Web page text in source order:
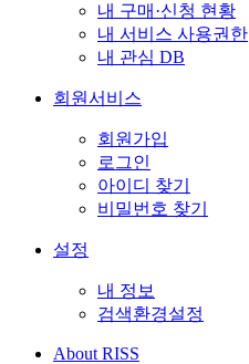
내 구매·신청 현황
내 서비스 사용권한
내 관심 DB
회원서비스
회원가입
로그인
아이디 찾기
비밀번호 찾기
설정
내 정보
검색환경설정
About RISS